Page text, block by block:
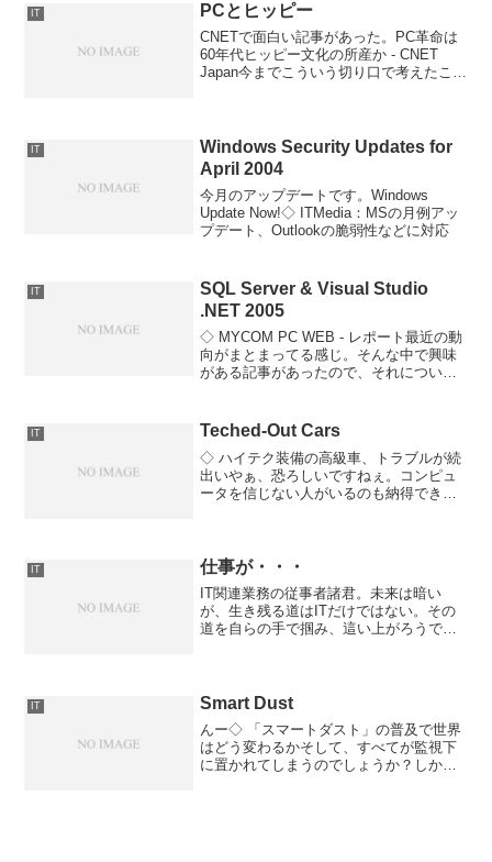
IT PCとヒッピー
CNETで面白い記事があった。PC革命は
60年代ヒッピー文化の所産か - CNET
Japan今までこういう切り口で考えたこと
IT
Windows Security Updates for
April 2004
今月のアップデートです。Windows
Update Now!◇ ITMedia：MSの月例アッ
プデート、Outlookの脆弱性などに対応
IT
SQL Server & Visual Studio
.NET 2005
◇ MYCOM PC WEB - レポート最近の動
向がまとまってる感じ。そんな中で興味
がある記事があったので、それについ
は? Visu...
IT Teched-Out Cars
◇ ハイテク装備の高級車、トラブルが続
出いやぁ、恐ろしいですねぇ。コンピュ
ータを信じない人がいるのも納得できま
ってますからねぇ・・...
IT 仕事が・・・
IT関連業務の従事者諸君。未来は暗い
が、生き残る道はITだけではない。その
道を自らの手で掴み、這い上がろうでは
IT Smart Dust
んー◇ 「スマートダスト」の普及で世界
はどう変わるかそして、すべてが監視下
に置かれてしまうのでしょうか？しか